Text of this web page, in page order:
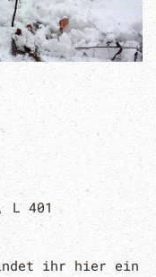
L 401
ihr hier ein